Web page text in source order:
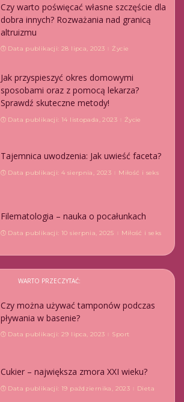
Czy warto poświęcać własne szczęście dla
dobra innych? Rozważania nad granicą
altruizmu
Data publikacji: 28 lipca, 2023 Życie
Jak przyspieszyć okres domowymi
sposobami oraz z pomocą lekarza?
Sprawdź skuteczne metody!
Data publikacji: 14 listopada, 2023 Życie
Tajemnica uwodzenia: Jak uwieść faceta?
Data publikacji: 4 sierpnia, 2023 Miłość i seks
Filematologia – nauka o pocałunkach
Data publikacji: 10 sierpnia, 2025 Miłość i seks
WARTO PRZECZYTAĆ:
Czy można używać tamponów podczas
pływania w basenie?
Data publikacji: 29 lipca, 2023 Sport
Cukier – największa zmora XXI wieku?
Data publikacji: 19 października, 2023 Dieta